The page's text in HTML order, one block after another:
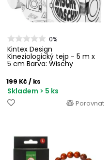
0%
Kintex Design
Kineziologický tejp - 5 m x
5 cm Barva: Wischy
199 Kč/ ks
Skladem > 5 ks
Porovnat